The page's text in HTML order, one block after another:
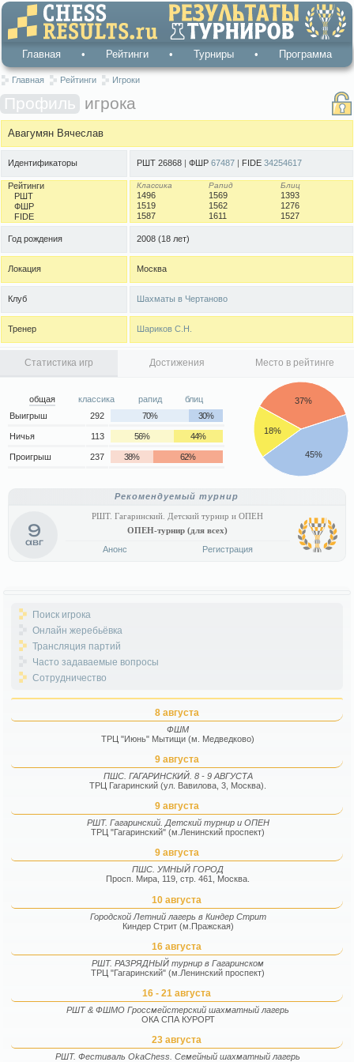
Главная • Рейтинги • Турниры • Программа
Главная Рейтинги Игроки
Профиль игрока
Авагумян Вячеслав
Идентификаторы РШТ 26868 ФШР 67487 FIDE 34254617
Рейтинги
РШТ
ФШР
FIDE
Классика Рапид Блиц
1496 1569
1393
1519
1562
1276
1587
1611 1527
Год рождения 2008 (18 лет)
Локация Москва
Клуб Шахматы в Чертаново
Тренер Шариков С.Н.
Статистика игр Достижения Место в рейтинге
общая классика рапид
блиц
Выигрыш
292 70% 30%
Ничья 113 56% 44%
Проигрыш 237 38% 62%
18%
37%
45%
Рекомендуемый турнир
9
авг
РШТ. Гагаринский. Детский турнир и ОПЕН
ОПЕН-турнир (для всех)
Анонс Регистрация
Поиск игрока
Онлайн жеребьёвка
Трансляция партий
Часто задаваемые вопросы
Сотрудничество
8 августа
ФШМ
ТРЦ "Июнь" Мытищи (м. Медведково)
9 августа
ПШС. ГАГАРИНСКИЙ. 8 - 9 АВГУСТА
ТРЦ Гагаринский (ул. Вавилова, 3, Москва).
9 августа
РШТ. Гагаринский. Детский турнир и ОПЕН
ТРЦ "Гагаринский" (м.Ленинский проспект)
9 августа
ПШС. УМНЫЙ ГОРОД
Просп. Мира, 119, стр. 461, Москва.
10 августа
Городской Летний лагерь в Киндер Стрит
Киндер Стрит (м.Пражская)
16 августа
РШТ. РАЗРЯДНЫЙ турнир в Гагаринском
ТРЦ "Гагаринский" (м.Ленинский проспект)
16 - 21 августа
РШТ & ФШМО Гроссмейстерский шахматный лагерь
ОКА СПА КУРОРТ
23 августа
РШТ. Фестиваль OkaChess. Семейный шахматный лагерь